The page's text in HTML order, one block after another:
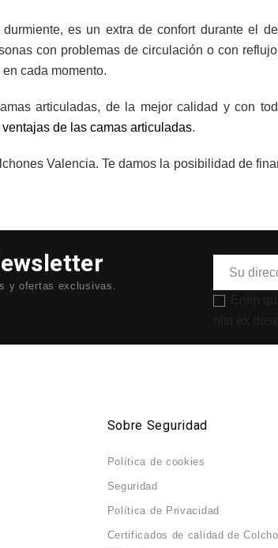
es un extra de confort durante el
con problemas de circulación o con
cada momento.
articuladas, de la mejor calidad y con
ventajas de las camas articuladas.
Valencia. Te damos la posibilidad de
y ofertas exclusivas.
Sobre Seguridad
Política de cookies
Seguridad
Política de Privacidad
Certificados de calidad de